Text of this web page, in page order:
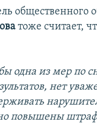
общественного
тоже считает,
одна из мер по
нет
повышены